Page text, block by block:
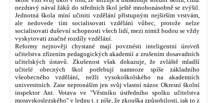
nezdravý nával žáků do středních škol ještě mnohonásobně se zvýšil.
Jednotná škola míní učiniti vzdělání přístupným nejširším vrstvám,
ale nedovede tím socialisovati vzdělání vůbec, protože nelze
socialisovati duševní schopnosti všech lidí, mezi nimiž budou se vždy
vyskytovati značné rozdíly vzdělání.
Reformy nejnověji chystané mají povznésti inteligentní úroveň
učitelstva zřízením pedagogických akademií a zrušením dosavadních
učitelských ústavů. Zkušenost však dokazuje, že zvláště mladší
učitelé obecných škol potřebují namnoze spíše základního
všeobecného vzdělání, nežli vysokoškolského na akademiích
universitních. Zase nepronáším jen svůj vlastní názor. Okresní školní
inspektor Ant. Votava ve "Věstníku ústředního spolku učitelstva
moravskoslezského" v lednu t. r. píše, že zkouška způsobilosti, jak to z